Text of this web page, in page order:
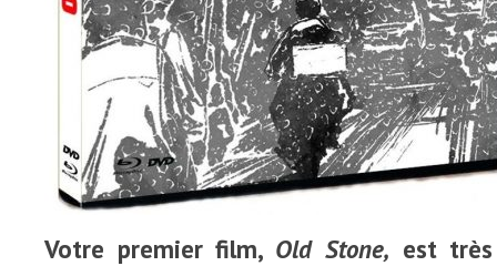
Votre premier film, Old Stone, est